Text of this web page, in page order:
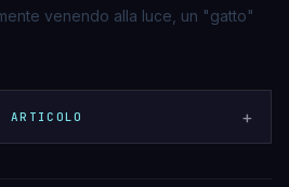
venendo alla luce, un "gatto"
ARTICOLO +